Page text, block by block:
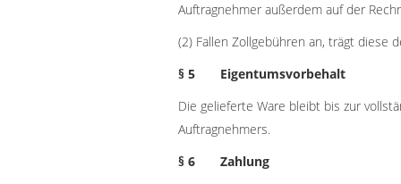
Auftragnehmer außerdem auf der
(2) Fallen Zollgebühren an, trägt diese
§ 5 Eigentumsvorbehalt
Die gelieferte Ware bleibt bis zur
Auftragnehmers.
§ 6 Zahlung